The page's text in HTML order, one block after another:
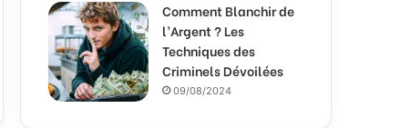
Comment Blanchir de
l’Argent ? Les
Techniques des
Criminels Dévoilées
09/08/2024